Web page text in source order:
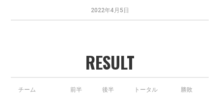
2022年4月5日
RESULT
チーム 前半 後半 トータル 勝敗